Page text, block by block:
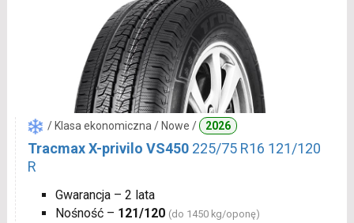
/ Klasa ekonomiczna / Nowe / 2026
Tracmax X-privilo VS450 225/75 R16 121/120
R
Gwarancja – 2 lata
Nośność – 121/120 (do 1450 kg/oponę)